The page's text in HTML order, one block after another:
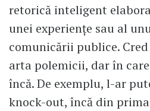
retorică inteligent
unei experiențe sau al
comunicării publice.
arta polemicii, dar în
încă. De exemplu, l-ar
knock-out, încă din